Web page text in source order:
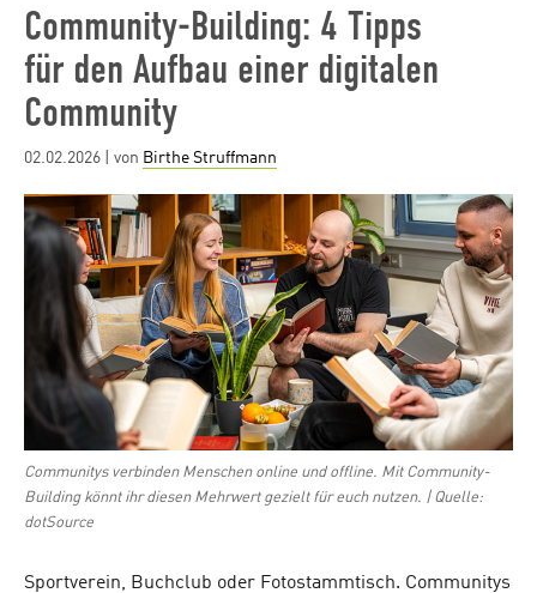
Community-Building: 4 Tipps
für den Aufbau einer digitalen
Community
Posted
02.02.2026 | von Birthe Struffmann
Communitys verbinden Menschen online und offline. Mit Community-
Building könnt ihr diesen Mehrwert gezielt für euch nutzen. | Quelle:
dotSource
Sportverein, Buchclub oder Fotostammtisch. Communitys